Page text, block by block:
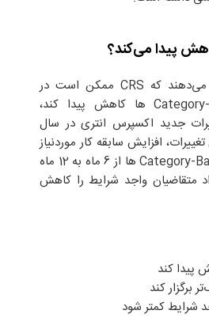
برخی تحلیل‌ها نشان می‌دهند که CRS ممکن است در
برخی Category-Based Draw ها کاهش پیدا کند،
جدید اکسپرس انتری در سال
تغییرات، افزایش سابقه کار موردنیاز
برای برخی Category-Based Draw ها از 6 ماه به 12 ماه
متقاضیان واجد شرایط را کاهش
شرایط کمتر شود